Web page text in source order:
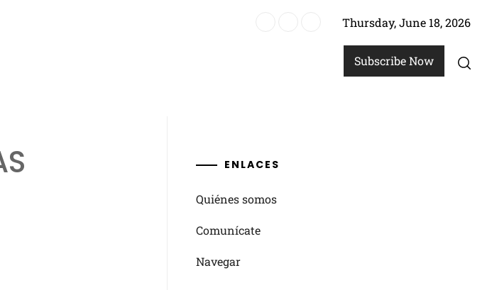
Distribución del paquete, Tipos de artículos, Estrategias de colecciónThursday, June 18, 2026
Subscribe Now
ENLACES
Quiénes somos
Comunícate
Navegar